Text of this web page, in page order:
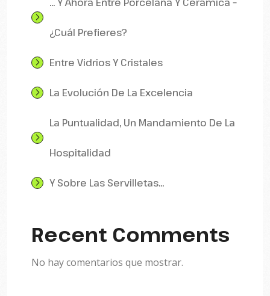
¿Cuál Prefieres?
Entre Vidrios Y Cristales
La Evolución De La Excelencia
La Puntualidad, Un Mandamiento De La
Hospitalidad
Y Sobre Las Servilletas…
Recent Comments
No hay comentarios que mostrar.